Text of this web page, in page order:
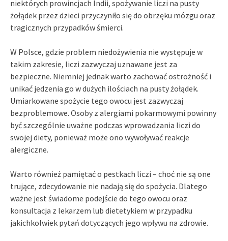
niektórych prowincjach Indii, spożywanie liczi na pusty
żołądek przez dzieci przyczyniło się do obrzęku mózgu oraz
tragicznych przypadków śmierci.
W Polsce, gdzie problem niedożywienia nie występuje w
takim zakresie, liczi zazwyczaj uznawane jest za
bezpieczne. Niemniej jednak warto zachować ostrożność i
unikać jedzenia go w dużych ilościach na pusty żołądek.
Umiarkowane spożycie tego owocu jest zazwyczaj
bezproblemowe. Osoby z alergiami pokarmowymi powinny
być szczególnie uważne podczas wprowadzania liczi do
swojej diety, ponieważ może ono wywoływać reakcje
alergiczne.
Warto również pamiętać o pestkach liczi – choć nie są one
trujące, zdecydowanie nie nadają się do spożycia. Dlatego
ważne jest świadome podejście do tego owocu oraz
konsultacja z lekarzem lub dietetykiem w przypadku
jakichkolwiek pytań dotyczących jego wpływu na zdrowie.